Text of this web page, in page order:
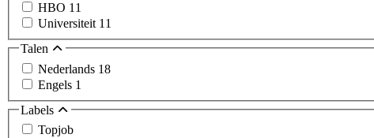
HBO 11
Universiteit 11
Talen
Nederlands 18
Engels 1
Labels
Topjob